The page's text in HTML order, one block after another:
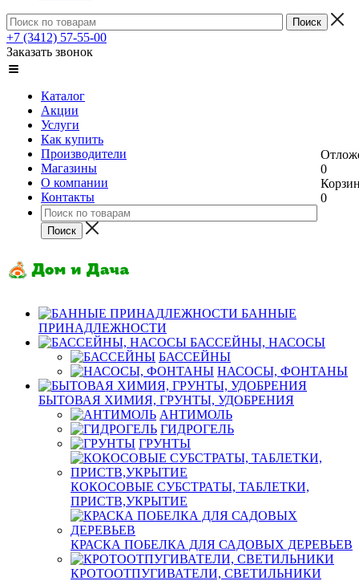
+7 (3412) 57-55-00
Заказать звонок
Каталог
Акции
Услуги
Как купить
Производители
Магазины
О компании
Контакты
0
0
БАННЫЕ
ПРИНАДЛЕЖНОСТИ
БАССЕЙНЫ, НАСОСЫ
БАССЕЙНЫ
НАСОСЫ, ФОНТАНЫ
БЫТОВАЯ ХИМИЯ, ГРУНТЫ, УДОБРЕНИЯ
АНТИМОЛЬ
ГИДРОГЕЛЬ
ГРУНТЫ
КОКОСОВЫЕ СУБСТРАТЫ, ТАБЛЕТКИ,
ПРИСТВ,УКРЫТИЕ
КРАСКА ПОБЕЛКА ДЛЯ САДОВЫХ ДЕРЕВЬЕВ
КРОТООТПУГИВАТЕЛИ, СВЕТИЛЬНИКИ